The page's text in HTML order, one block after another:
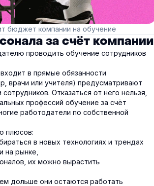
бюджет компании на обучение
за счёт компании
проводить обучение сотрудников
в прямые обязанности
врачи или учителя) предусматривают
Отказаться от него нельзя,
профессий обучение за счёт
работодатели по собственной
плюсов:
в новых технологиях и трендах
на рынке,
их можно вырастить
дольше они остаются работать